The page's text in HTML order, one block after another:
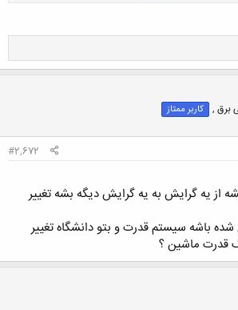
مقاله بیشتری داره
از مخابرات نوری دانشگاه تبریز و صنعتی شیراز
موفق خواهید شد
برق , کاربر ممتاز
#2,672
از یه گرایش به یه گرایش دیگه بشه تغییر
باشه سیستم قدرت و بتو دانشگاه تغییر
قدرت ماشین ؟